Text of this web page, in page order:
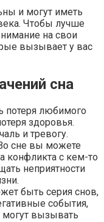
и могут иметь
Чтобы лучше
на свои
вызывает у вас
сна
потеря любимого
здоровья.
и тревогу.
сне вы можете
конфликта с кем-то
неприятности
быть серия снов,
события,
могут вызывать